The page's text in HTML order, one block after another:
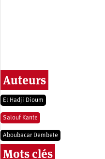
Auteurs
El Hadji Dioum
Salouf Kante
Aboubacar Dembele
Mots clés